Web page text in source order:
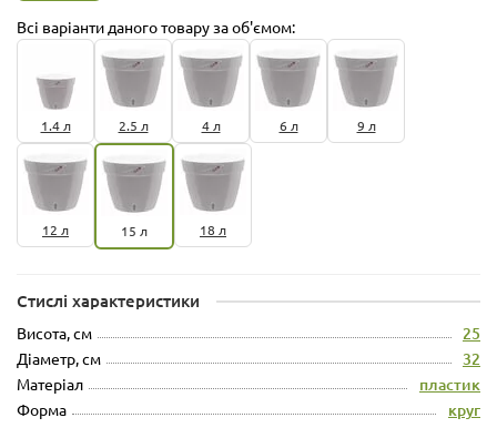
Всі варіанти даного товару за об'ємом:
1.4 л 2.5 л 4 л 6 л 9 л
12 л 15 л 18 л
Стислі характеристики
Висота, см 25
Діаметр, см 32
Матеріал пластик
Форма круг